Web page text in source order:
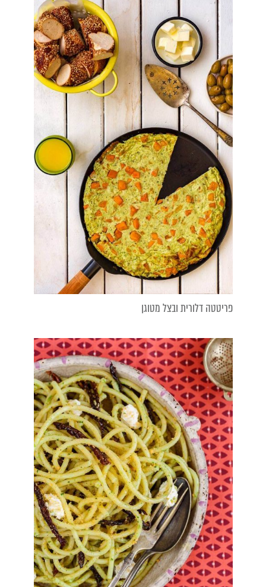
פריטטה דלורית ובצל מטוגן